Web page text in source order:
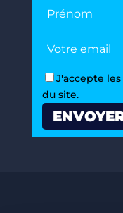
J'accepte les
du site.